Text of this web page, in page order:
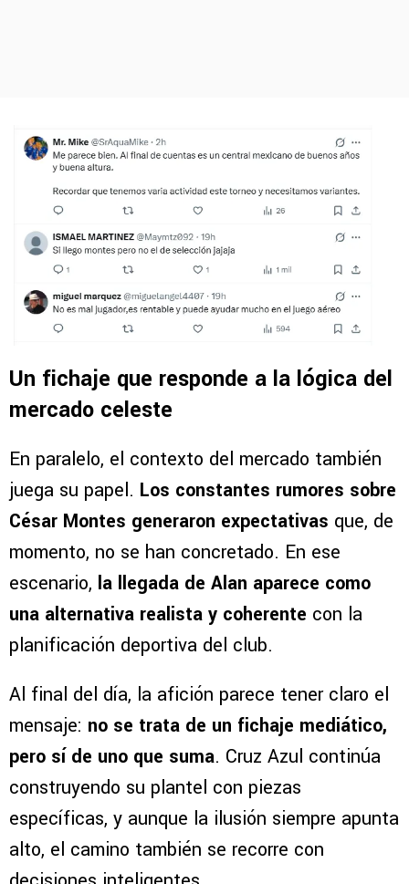
Un fichaje que responde a la lógica del
mercado celeste
En paralelo, el contexto del mercado también
juega su papel. Los constantes rumores sobre
César Montes generaron expectativas que, de
momento, no se han concretado. En ese
escenario, la llegada de Alan aparece como
una alternativa realista y coherente con la
planificación deportiva del club.
Al final del día, la afición parece tener claro el
mensaje: no se trata de un fichaje mediático,
pero sí de uno que suma. Cruz Azul continúa
construyendo su plantel con piezas
específicas, y aunque la ilusión siempre apunta
alto, el camino también se recorre con